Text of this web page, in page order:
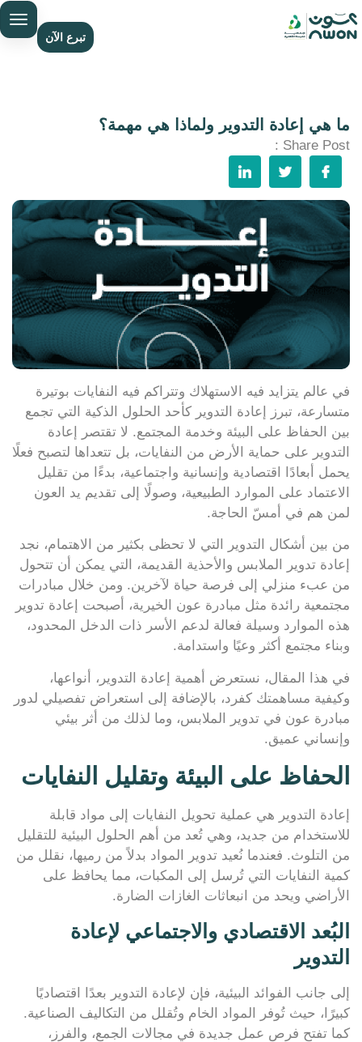
تبرع الآن
ما هي إعادة التدوير ولماذا هي مهمة؟
Share Post :
في عالم يتزايد فيه الاستهلاك وتتراكم فيه النفايات بوتيرة
متسارعة، تبرز إعادة التدوير كأحد الحلول الذكية التي تجمع
بين الحفاظ على البيئة وخدمة المجتمع. لا تقتصر إعادة
التدوير على حماية الأرض من النفايات، بل تتعداها لتصبح فعلًا
يحمل أبعادًا اقتصادية وإنسانية واجتماعية، بدءًا من تقليل
الاعتماد على الموارد الطبيعية، وصولًا إلى تقديم يد العون
لمن هم في أمسّ الحاجة.
من بين أشكال التدوير التي لا تحظى بكثير من الاهتمام، نجد
إعادة تدوير الملابس والأحذية القديمة، التي يمكن أن تتحول
من عبء منزلي إلى فرصة حياة لآخرين. ومن خلال مبادرات
مجتمعية رائدة مثل مبادرة عون الخيرية، أصبحت إعادة تدوير
هذه الموارد وسيلة فعالة لدعم الأسر ذات الدخل المحدود،
وبناء مجتمع أكثر وعيًا واستدامة.
في هذا المقال، نستعرض أهمية إعادة التدوير، أنواعها،
وكيفية مساهمتك كفرد، بالإضافة إلى استعراض تفصيلي لدور
مبادرة عون في تدوير الملابس، وما لذلك من أثر بيئي
وإنساني عميق.
الحفاظ على البيئة وتقليل النفايات
إعادة التدوير هي عملية تحويل النفايات إلى مواد قابلة
للاستخدام من جديد، وهي تُعد من أهم الحلول البيئية للتقليل
من التلوث. فعندما نُعيد تدوير المواد بدلاً من رميها، نقلل من
كمية النفايات التي تُرسل إلى المكبات، مما يحافظ على
الأراضي ويحد من انبعاثات الغازات الضارة.
البُعد الاقتصادي والاجتماعي لإعادة
التدوير
إلى جانب الفوائد البيئية، فإن لإعادة التدوير بعدًا اقتصاديًا
كبيرًا، حيث تُوفر المواد الخام وتُقلل من التكاليف الصناعية.
كما تفتح فرص عمل جديدة في مجالات الجمع، والفرز،